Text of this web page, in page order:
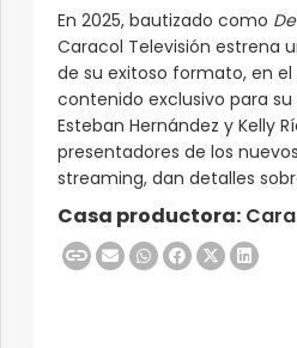
En 2025, bautizado como
Caracol Televisión estrena
de su exitoso formato, en
contenido exclusivo para
Esteban Hernández y Kelly
presentadores de los
streaming, dan detalles
Casa productora: